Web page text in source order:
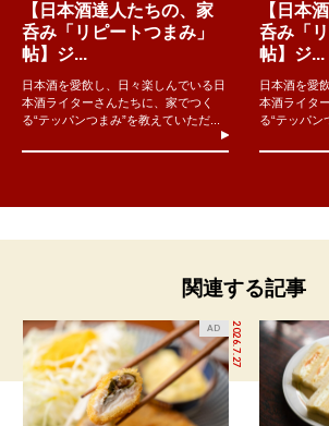
【日本酒達人たちの、家
呑み「リピートつまみ」
帖】ジ...
日本酒を愛飲し、日々楽しんでいる日
本酒ライターさんたちに、家でつく
る“テッパンつまみ”を教えていただ...
【日本
呑み「
帖】ジ...
日本酒を愛
本酒ライタ
る“テッパン
関連する記事
2026.7.27
AD